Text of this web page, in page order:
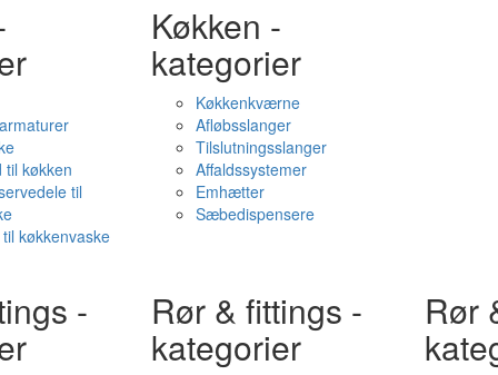
til køkken
til
køkkenvaske
Køkken -
kategorier
Køkkenkværne
Afløbsslanger
Tilslutningsslanger
Affaldssystemer
Emhætter
Sæbedispensere
- Rør & fittings -
kategorier
Rør